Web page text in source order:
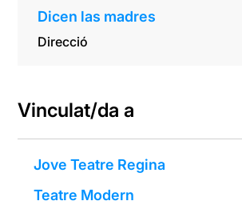
Dicen las madres
Direcció
Vinculat/da a
Jove Teatre Regina
Teatre Modern